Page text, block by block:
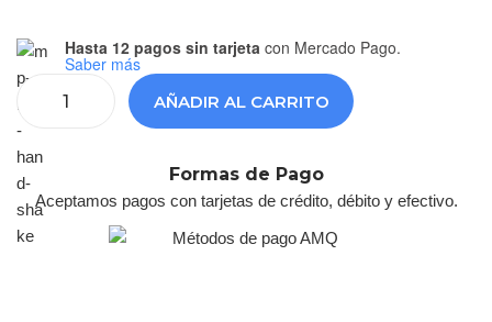
Hasta 12 pagos sin tarjetacon Mercado Pago.
Saber más
AÑADIR AL CARRITO
Formas de Pago
Aceptamos pagos con tarjetas de crédito, débito y efectivo.